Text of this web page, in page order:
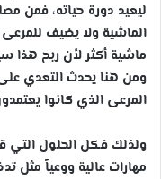
ليعيد دورة حياته، فمن
الماشية ولا يضيف
ماشية أكثر لأن ربح هذا
ومن هنا يحدث التعدي على
المرعى الذي كانوا
ولذلك فكل الحلول التي
مهارات عالية ووعياً مثل